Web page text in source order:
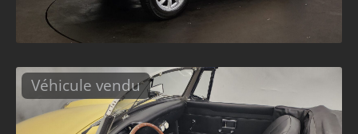
Véhicule vendu